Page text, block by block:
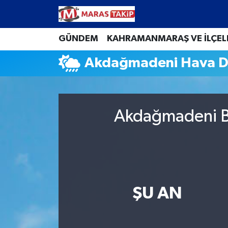
GÜNDEM KAHRAMANMARAŞ VE
Akdağmadeni Hava
Akdağmadeni
ŞU AN
Kahramanmaraş Nöbetçi Eczaneler
Kahramanmaraş Hava Durumu
Kahramanmaraş Trafik Yoğunluk Haritası